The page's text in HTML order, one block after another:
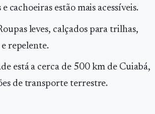
cachoeiras estão mais acessíveis.
leves, calçados para trilhas,
repelente.
está a cerca de 500 km de Cuiabá,
de transporte terrestre.